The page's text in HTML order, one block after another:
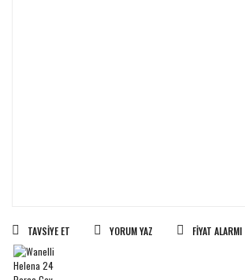
TAVSIYE ET YORUM YAZ FIYAT ALARMI